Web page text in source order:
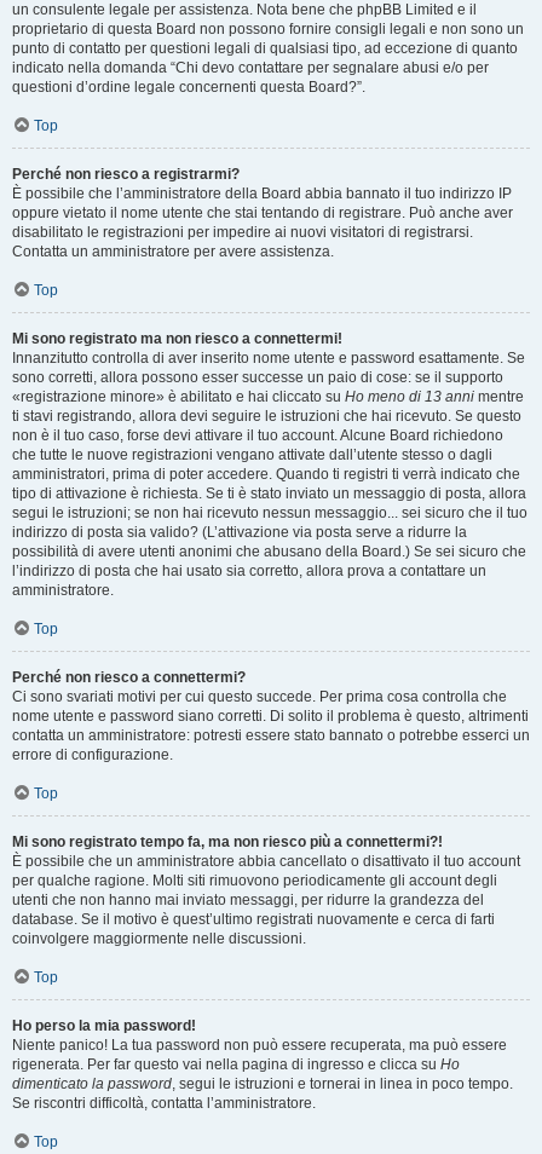
un consulente legale per assistenza. Nota bene che phpBB Limited e il
proprietario di questa Board non possono fornire consigli legali e non sono un
punto di contatto per questioni legali di qualsiasi tipo, ad eccezione di quanto
indicato nella domanda “Chi devo contattare per segnalare abusi e/o per
questioni d’ordine legale concernenti questa Board?”.
Top
Perché non riesco a registrarmi?
È possibile che l’amministratore della Board abbia bannato il tuo indirizzo IP
oppure vietato il nome utente che stai tentando di registrare. Può anche aver
disabilitato le registrazioni per impedire ai nuovi visitatori di registrarsi.
Contatta un amministratore per avere assistenza.
Top
Mi sono registrato ma non riesco a connettermi!
Innanzitutto controlla di aver inserito nome utente e password esattamente. Se
sono corretti, allora possono esser successe un paio di cose: se il supporto
«registrazione minore» è abilitato e hai cliccato su Ho meno di 13 anni mentre
ti stavi registrando, allora devi seguire le istruzioni che hai ricevuto. Se questo
non è il tuo caso, forse devi attivare il tuo account. Alcune Board richiedono
che tutte le nuove registrazioni vengano attivate dall’utente stesso o dagli
amministratori, prima di poter accedere. Quando ti registri ti verrà indicato che
tipo di attivazione è richiesta. Se ti è stato inviato un messaggio di posta, allora
segui le istruzioni; se non hai ricevuto nessun messaggio... sei sicuro che il tuo
indirizzo di posta sia valido? (L’attivazione via posta serve a ridurre la
possibilità di avere utenti anonimi che abusano della Board.) Se sei sicuro che
l’indirizzo di posta che hai usato sia corretto, allora prova a contattare un
amministratore.
Top
Perché non riesco a connettermi?
Ci sono svariati motivi per cui questo succede. Per prima cosa controlla che
nome utente e password siano corretti. Di solito il problema è questo, altrimenti
contatta un amministratore: potresti essere stato bannato o potrebbe esserci un
errore di configurazione.
Top
Mi sono registrato tempo fa, ma non riesco più a connettermi?!
È possibile che un amministratore abbia cancellato o disattivato il tuo account
per qualche ragione. Molti siti rimuovono periodicamente gli account degli
utenti che non hanno mai inviato messaggi, per ridurre la grandezza del
database. Se il motivo è quest’ultimo registrati nuovamente e cerca di farti
coinvolgere maggiormente nelle discussioni.
Top
Ho perso la mia password!
Niente panico! La tua password non può essere recuperata, ma può essere
rigenerata. Per far questo vai nella pagina di ingresso e clicca su Ho
dimenticato la password, segui le istruzioni e tornerai in linea in poco tempo.
Se riscontri difficoltà, contatta l’amministratore.
Top